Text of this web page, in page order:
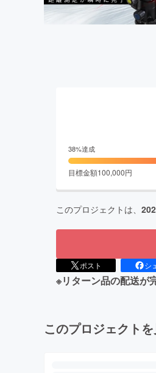
38%達成
目標金額100,000円
このプロジェクトは、
ポスト シ
※リターン品の配送が
このプロジェクト